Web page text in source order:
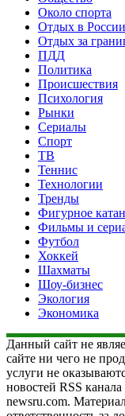
Около спорта
Отдых в России
Отдых за
ПДД
Политика
Происшествия
Психология
Рынки
Сериалы
Спорт
ТВ
Теннис
Технологии
Тренды
Фигурное
Фильмы и
Футбол
Хоккей
Шахматы
Шоу-бизнес
Экология
Экономика
Данный сайт не
сайте ни чего не
услуги не
новостей RSS
newsru.com.